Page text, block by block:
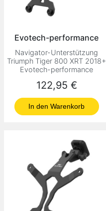
Evotech-performance
Navigator-Unterstützung
Triumph Tiger 800 XRT 2018+
Evotech-performance
Preis
122,95 €
In den Warenkorb